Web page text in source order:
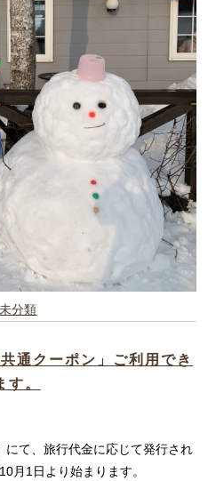
未分類
通クーポン」ご利用でき
す。
て、旅行代金に応じて発行され
月1日より始まります。